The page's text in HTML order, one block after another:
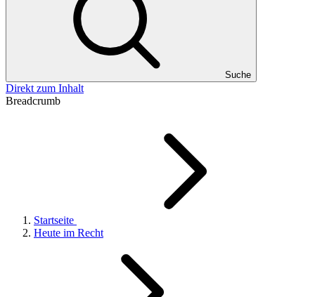
Suche
Direkt zum Inhalt
Breadcrumb
Startseite
Heute im Recht